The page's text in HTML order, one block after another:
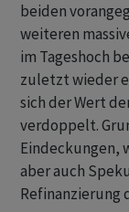
beiden
weiteren
im Tageshoch
zuletzt wieder
sich der Wert
verdoppelt.
Eindeckungen,
aber auch
Refinanzierung